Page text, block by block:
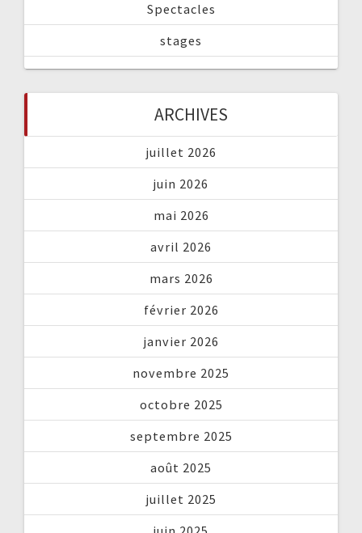
Spectacles
stages
ARCHIVES
juillet 2026
juin 2026
mai 2026
avril 2026
mars 2026
février 2026
janvier 2026
novembre 2025
octobre 2025
septembre 2025
août 2025
juillet 2025